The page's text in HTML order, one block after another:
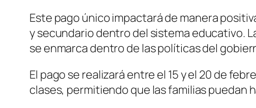
Este pago único impactará de manera
y secundario dentro del sistema educativo.
se enmarca dentro de las políticas del
El pago se realizará entre el 15 y el 20 de
clases, permitiendo que las familias